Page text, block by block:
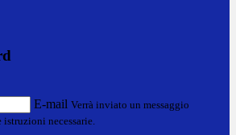
E-mail Verrà inviato un messaggio
necessarie.